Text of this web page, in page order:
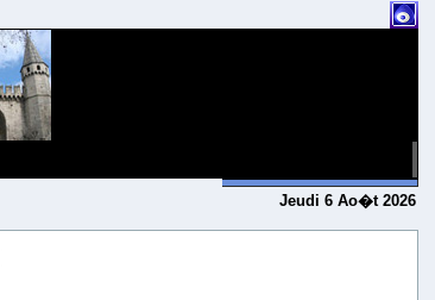
Jeudi 6 Ao�t 2026